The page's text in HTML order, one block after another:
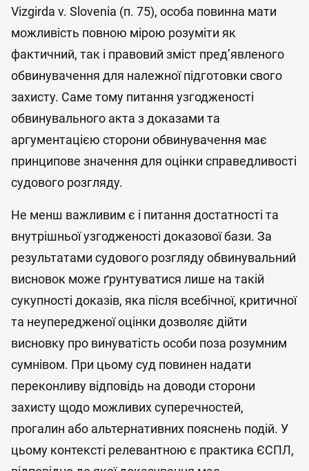
Vizgirda v. Slovenia (п. 75), особа повинна мати
можливість повною мірою розуміти як
фактичний, так і правовий зміст пред’явленого
обвинувачення для належної підготовки свого
захисту. Саме тому питання узгодженості
обвинувального акта з доказами та
аргументацією сторони обвинувачення має
принципове значення для оцінки справедливості
судового розгляду.
Не менш важливим є і питання достатності та
внутрішньої узгодженості доказової бази. За
результатами судового розгляду обвинувальний
висновок може ґрунтуватися лише на такій
сукупності доказів, яка після всебічної, критичної
та неупередженої оцінки дозволяє дійти
висновку про винуватість особи поза розумним
сумнівом. При цьому суд повинен надати
переконливу відповідь на доводи сторони
захисту щодо можливих суперечностей,
прогалин або альтернативних пояснень подій. У
цьому контексті релевантною є практика ЄСПЛ,